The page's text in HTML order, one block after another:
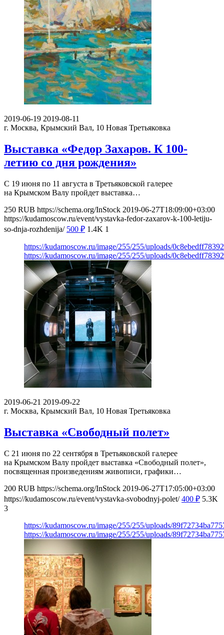
2019-06-19 2019-08-11
г. Москва, Крымский Вал, 10 Новая Третьяковка
Выставка «Федор Захаров. К 100-
летию со дня рождения»
С 19 июня по 11 августа в Третьяковской галерее
на Крымском Валу пройдет выставка…
250 RUB https://schema.org/InStock 2019-06-27T18:09:00+03:00
https://kudamoscow.ru/event/vystavka-fedor-zaxarov-k-100-letiju-
so-dnja-rozhdenija/ 500 ₽ 1.4K 1
https://kudamoscow.ru/image/255/255/uploads/
https://kudamoscow.ru/image/255/255/uploads/
2019-06-21 2019-09-22
г. Москва, Крымский Вал, 10 Новая Третьяковка
Выставка «Свободный полет»
С 21 июня по 22 сентября в Третьяковской галерее
на Крымском Валу пройдет выставка «Свободный полет»,
посвященная произведениям живописи, графики…
200 RUB https://schema.org/InStock 2019-06-27T17:05:00+03:00
https://kudamoscow.ru/event/vystavka-svobodnyj-polet/ 400 ₽ 5.3K
3
https://kudamoscow.ru/image/255/255/uploads/
https://kudamoscow.ru/image/255/255/uploads/